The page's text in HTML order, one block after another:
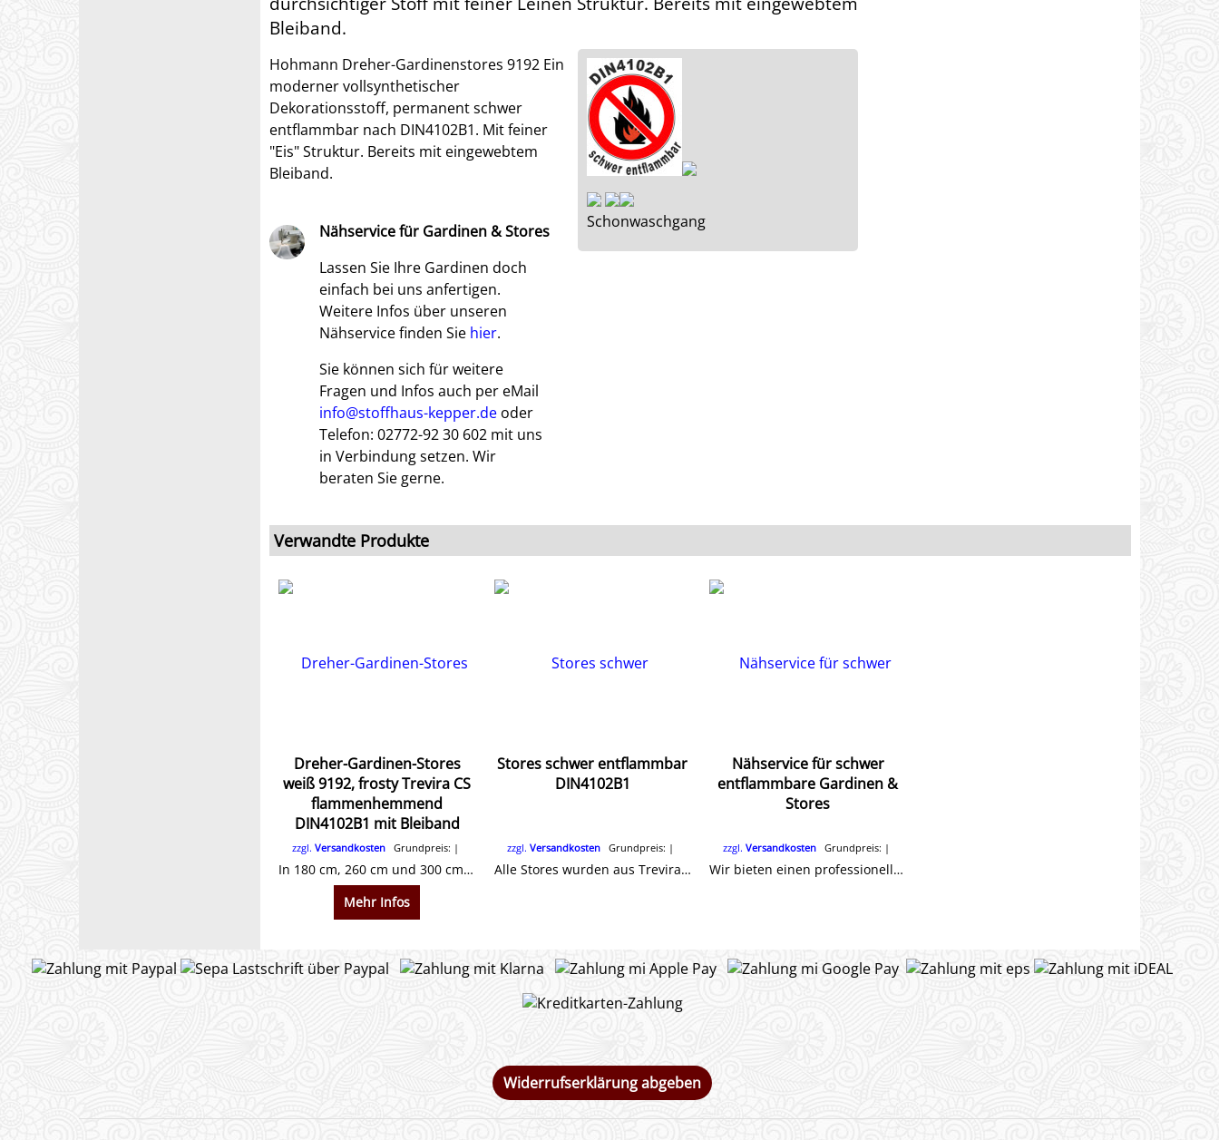
Bleiband.
Schonwaschgang
Hohmann Dreher-Gardinenstores 9192 Ein
moderner vollsynthetischer
Dekorationsstoff, permanent schwer
entflammbar nach DIN4102B1. Mit feiner
"Eis" Struktur. Bereits mit eingewebtem
Bleiband.
Nähservice für Gardinen & Stores
Lassen Sie Ihre Gardinen doch
einfach bei uns anfertigen.
Weitere Infos über unseren
Nähservice finden Sie hier.
Sie können sich für weitere
Fragen und Infos auch per eMail
info@stoffhaus-kepper.deoder
Telefon: 02772-92 30 602 mit uns
in Verbindung setzen. Wir
beraten Sie gerne.
Verwandte Produkte
Dreher-Gardinen-Stores
weiß 9192, frosty Trevira CS
flammenhemmend
DIN4102B1 mit Bleiband
zzgl. VersandkostenGrundpreis:
In 180 cm, 260 cm und 300 cm Höhe lieferbar.
Mehr Infos
Stores schwer entflammbar
DIN4102B1
zzgl.Versandkosten Grundpreis:
Alle Stores wurden aus Trevira CS permanent flammenhemmend schwer entflammbar nach DIN4102B1 hergestellt. Sie erhalten ein Zertifikat.
Nähservice für schwer
entflammbare Gardinen &
Stores
zzgl. VersandkostenGrundpreis:
Wir bieten einen professionellen Nähservice an. Gerne unterbreiten wir Ihnen ein Angebot.
Widerrufserklärung abgeben